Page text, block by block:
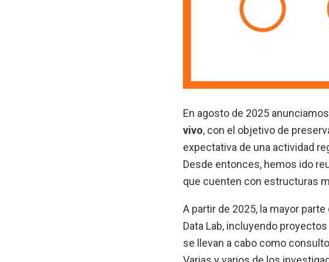
En agosto de 2025
vivo, con el objetivo de
expectativa de una actividad
Desde entonces, hemos ido
que cuenten con estructuras
A partir de 2025, la mayor
Data Lab, incluyendo
se llevan a cabo como